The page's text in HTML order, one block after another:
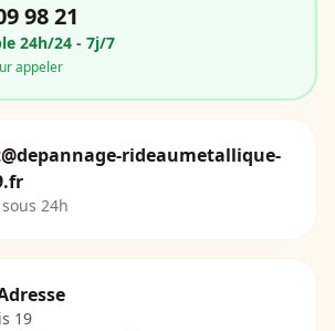
98 21
24h/24 - 7j/7
appeler
rideaumetallique-
24h
19